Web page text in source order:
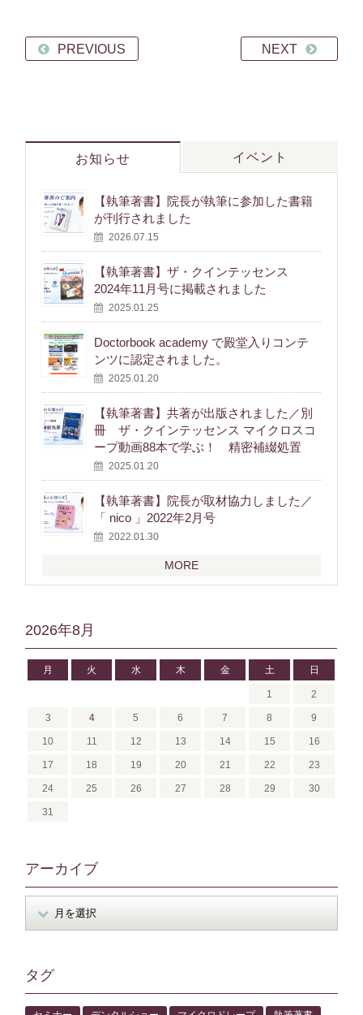
PREVIOUS NEXT
お知らせ イベント
【執筆著書】院長が執筆に参加した書籍
が刊行されました
2026.07.15
【執筆著書】ザ・クインテッセンス
2024年11月号に掲載されました
2025.01.25
Doctorbook academy で殿堂入りコンテ
ンツに認定されました。
2025.01.20
【執筆著書】共著が出版されました／別
冊 ザ・クインテッセンス マイクロスコ
ープ動画88本で学ぶ！ 精密補綴処置
2025.01.20
【執筆著書】院長が取材協力しました／
「 nico 」2022年2月号
2022.01.30
MORE
2026年8月
月 火 水 木 金 土 日
1 2
3 4 5 6 7 8 9
10 11 12 13 14 15 16
17 18 19 20 21 22 23
24 25 26 27 28 29 30
31
アーカイブ
タグ